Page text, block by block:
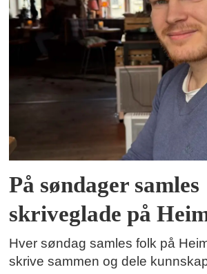
På søndager samles
skriveglade på
Hver søndag samles folk på
skrive sammen og dele